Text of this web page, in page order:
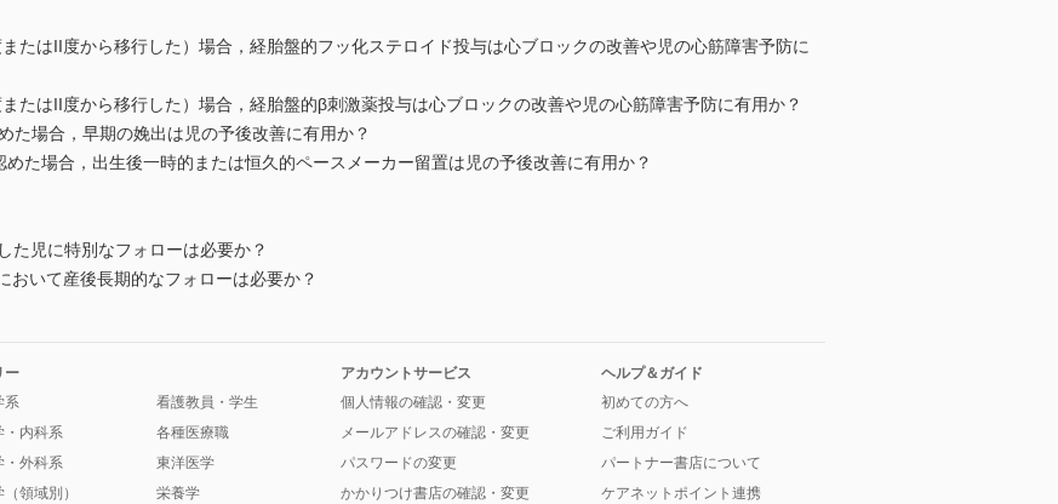
はII度から移行した）場合，経胎盤的フッ化ステロイド投与は心ブロックの改善や児の心筋障害予防に
はII度から移行した）場合，経胎盤的β刺激薬投与は心ブロックの改善や児の心筋障害予防に有用か？
場合，早期の娩出は児の予後改善に有用か？
た場合，出生後一時的または恒久的ペースメーカー留置は児の予後改善に有用か？
児に特別なフォローは必要か？
いて産後長期的なフォローは必要か？
ー
系
・内科系
・外科系
領域別）
看護教員・学生
各種医療職
東洋医学
栄養学
アカウントサービス
個人情報の確認・変更
メールアドレスの確認・変更
パスワードの変更
かかりつけ書店の確認・変更
ヘルプ＆ガイド
初めての方へ
ご利用ガイド
パートナー書店について
ケアネットポイント連携